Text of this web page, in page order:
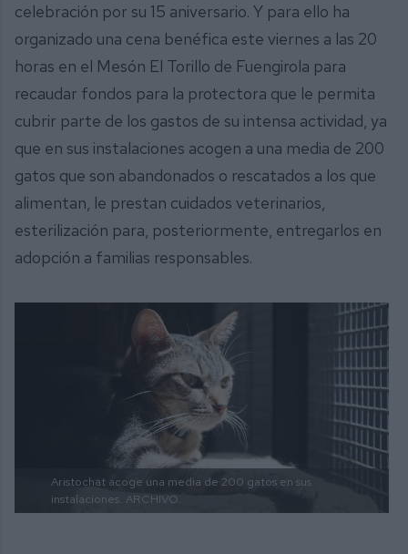
celebración por su 15 aniversario. Y para ello ha
organizado una cena benéfica este viernes a las 20
horas en el Mesón El Torillo de Fuengirola para
recaudar fondos para la protectora que le permita
cubrir parte de los gastos de su intensa actividad, ya
que en sus instalaciones acogen a una media de 200
gatos que son abandonados o rescatados a los que
alimentan, le prestan cuidados veterinarios,
esterilización para, posteriormente, entregarlos en
adopción a familias responsables.
Aristochat acoge una media de 200 gatos en sus
instalaciones. ARCHIVO.